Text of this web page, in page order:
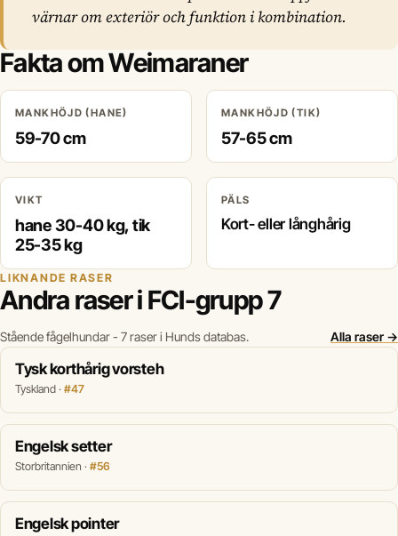
värnar om exteriör och funktion i kombination.
Fakta om Weimaraner
MANKHÖJD (HANE)
59-70 cm
MANKHÖJD (TIK)
57-65 cm
VIKT
hane 30-40 kg, tik
25-35 kg
PÄLS
Kort- eller långhårig
LIKNANDE RASER
Andra raser i FCI-grupp 7
Stående fågelhundar - 7 raser i Hunds databas. Alla raser →
Tysk korthårig vorsteh
Tyskland · #47
Engelsk setter
Storbritannien · #56
Engelsk pointer